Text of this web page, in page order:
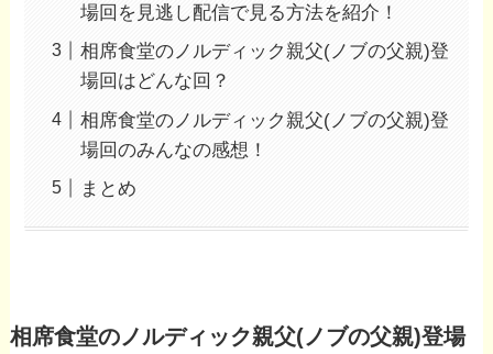
場回を見逃し配信で見る方法を紹介！
相席食堂のノルディック親父(ノブの父親)登
場回はどんな回？
相席食堂のノルディック親父(ノブの父親)登
場回のみんなの感想！
まとめ
相席食堂のノルディック親父(ノブの父親)登場